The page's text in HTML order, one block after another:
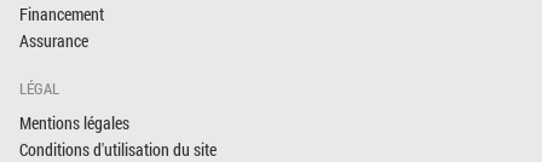
Financement
Assurance
LÉGAL
Mentions légales
Conditions d'utilisation du site